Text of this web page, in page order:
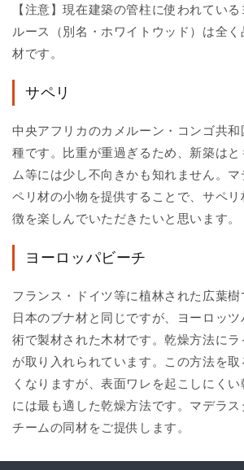
【注意】現在建築の管柱に使われてい
ルース（別名・ホワイトウッド）は全
材です。
サペリ
中央アフリカのカメルーン・コンゴ共
種です。比重が重過ぎるため、新築は
ム等には少し不向きかも知れません。
ペリ材の小物を提供することで、サペ
徴を楽しんでいただきたいと思います。
ヨーロッパビーチ
フランス・ドイツ等に植林された広葉
日本のブナ材と同じですが、ヨーロッ
術で製材された木材です。乾燥方法に
が取り入れられています。この方法を
くなりますが、表面ワレを起こしにく
には最も適した乾燥方法です。マデラ
チームの同材をご提供します。